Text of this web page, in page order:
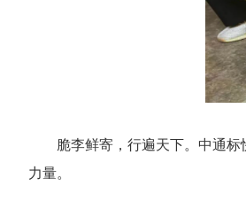
脆李鲜寄，行遍天下。中通
力量。